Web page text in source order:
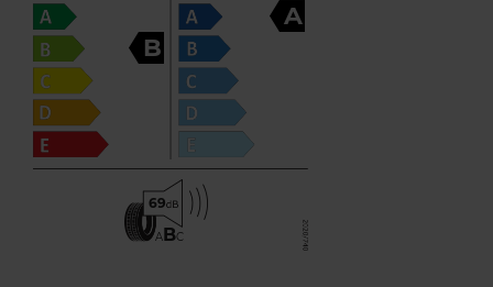
B
A
69
ABC